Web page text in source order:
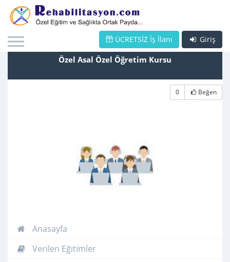
Giriş
ÜCRETSİZ İş İlanı
Özel Asal Özel Öğretim Kursu
0 Beğen
Anasayfa
Verilen Eğitimler